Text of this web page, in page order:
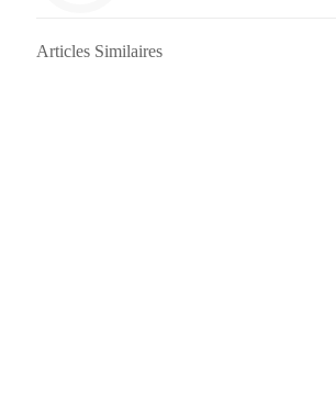
Articles Similaires